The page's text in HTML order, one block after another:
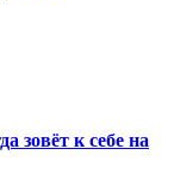
зовёт к себе на